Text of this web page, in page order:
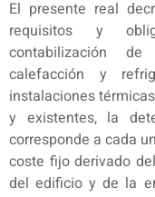
El presente real
requisitos y
contabilización
calefacción y
instalaciones
y existentes, la
corresponde a cada
coste fijo derivado
del edificio y de la